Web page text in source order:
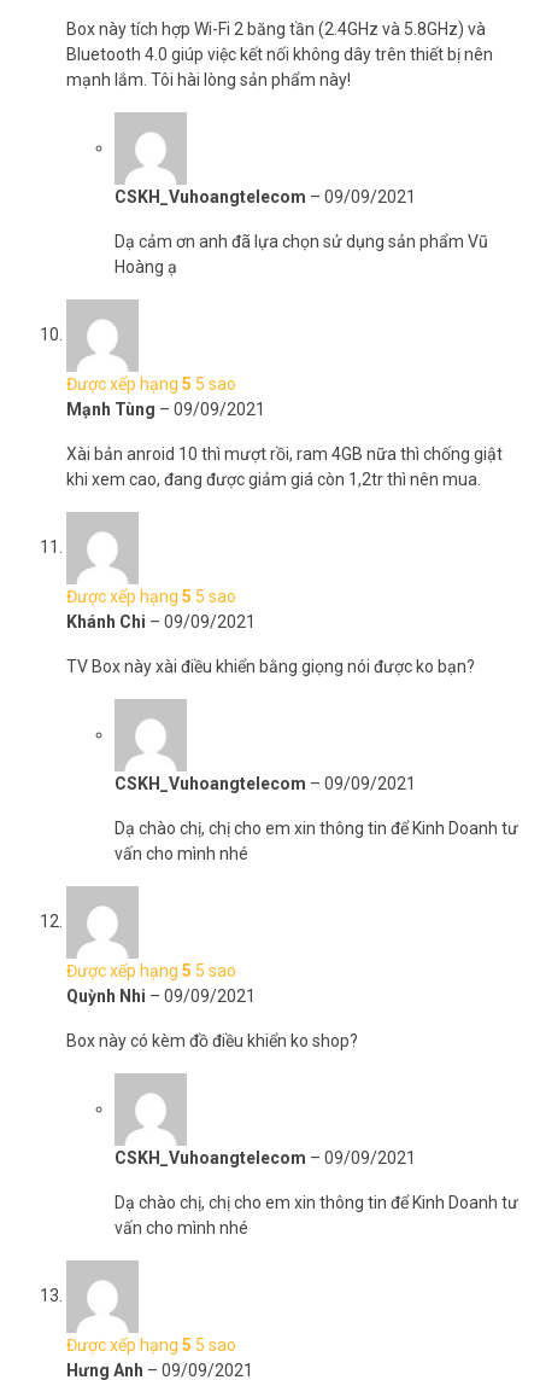
Box này tích hợp Wi-Fi 2 băng tần (2.4GHz và 5.8GHz) và
Bluetooth 4.0 giúp việc kết nối không dây trên thiết bị nên
mạnh lắm. Tôi hài lòng sản phẩm này!
CSKH_Vuhoangtelecom – 09/09/2021
Dạ cảm ơn anh đã lựa chọn sử dụng sản phẩm Vũ
Hoàng ạ
Được xếp hạng 5 5 sao
Mạnh Tùng – 09/09/2021
Xài bản anroid 10 thì mượt rồi, ram 4GB nữa thì chống giật
khi xem cao, đang được giảm giá còn 1,2tr thì nên mua.
Được xếp hạng 5 5 sao
Khánh Chi – 09/09/2021
TV Box này xài điều khiển bằng giọng nói được ko bạn?
CSKH_Vuhoangtelecom – 09/09/2021
Dạ chào chị, chị cho em xin thông tin để Kinh Doanh tư
vấn cho mình nhé
Được xếp hạng 5 5 sao
Quỳnh Nhi – 09/09/2021
Box này có kèm đồ điều khiển ko shop?
CSKH_Vuhoangtelecom – 09/09/2021
Dạ chào chị, chị cho em xin thông tin để Kinh Doanh tư
vấn cho mình nhé
Được xếp hạng 5 5 sao
Hưng Anh – 09/09/2021